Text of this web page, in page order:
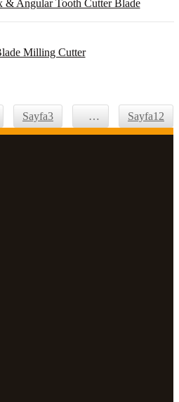
& Angular Tooth Cutter Blade
Milling Cutter
Sayfa3 … Sayfa12